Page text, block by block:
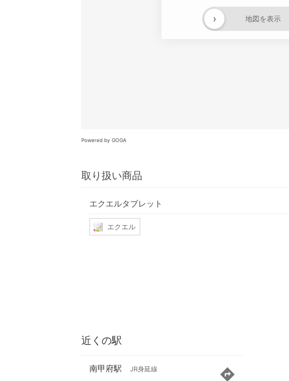
地図を表示
›
Powered by GOGA
取り扱い商品
エクエルタブレット
エクエル
近くの駅
南甲府駅 JR身延線